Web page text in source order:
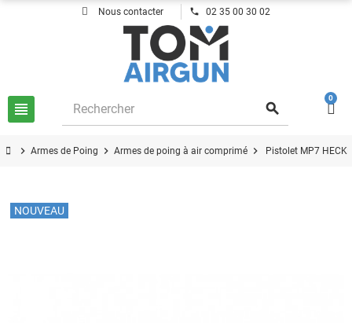
Nous contacter phone 02 35 00 30 02
view_headline search
0
chevron_right Armes de Poing chevron_right Armes de poing à air comprimé chevron_right Pistolet MP7
NOUVEAU